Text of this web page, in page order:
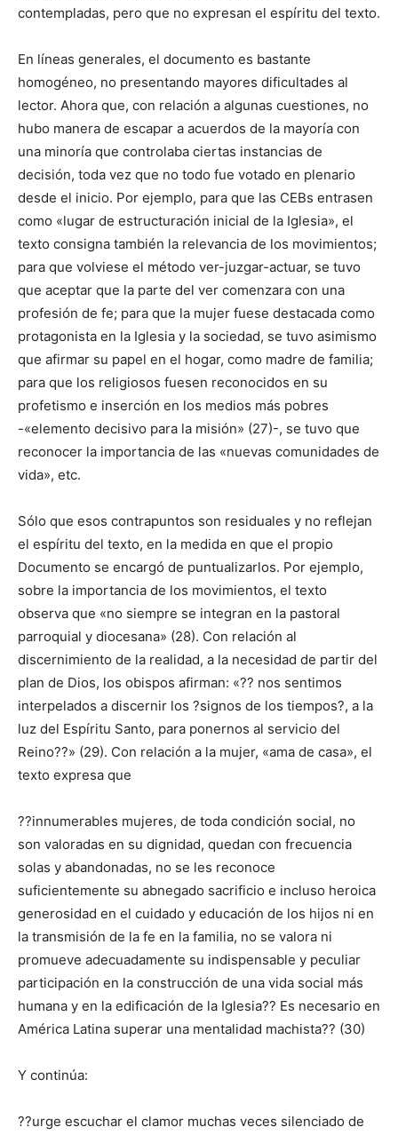
contempladas, pero que no expresan el espíritu del texto.
En líneas generales, el documento es bastante
homogéneo, no presentando mayores dificultades al
lector. Ahora que, con relación a algunas cuestiones, no
hubo manera de escapar a acuerdos de la mayoría con
una minoría que controlaba ciertas instancias de
decisión, toda vez que no todo fue votado en plenario
desde el inicio. Por ejemplo, para que las CEBs entrasen
como «lugar de estructuración inicial de la Iglesia», el
texto consigna también la relevancia de los movimientos;
para que volviese el método ver-juzgar-actuar, se tuvo
que aceptar que la parte del ver comenzara con una
profesión de fe; para que la mujer fuese destacada como
protagonista en la Iglesia y la sociedad, se tuvo asimismo
que afirmar su papel en el hogar, como madre de familia;
para que los religiosos fuesen reconocidos en su
profetismo e inserción en los medios más pobres
-«elemento decisivo para la misión» (27)-, se tuvo que
reconocer la importancia de las «nuevas comunidades de
vida», etc.
Sólo que esos contrapuntos son residuales y no reflejan
el espíritu del texto, en la medida en que el propio
Documento se encargó de puntualizarlos. Por ejemplo,
sobre la importancia de los movimientos, el texto
observa que «no siempre se integran en la pastoral
parroquial y diocesana» (28). Con relación al
discernimiento de la realidad, a la necesidad de partir del
plan de Dios, los obispos afirman: «?? nos sentimos
interpelados a discernir los ?signos de los tiempos?, a la
luz del Espíritu Santo, para ponernos al servicio del
Reino??» (29). Con relación a la mujer, «ama de casa», el
texto expresa que
??innumerables mujeres, de toda condición social, no
son valoradas en su dignidad, quedan con frecuencia
solas y abandonadas, no se les reconoce
suficientemente su abnegado sacrificio e incluso heroica
generosidad en el cuidado y educación de los hijos ni en
la transmisión de la fe en la familia, no se valora ni
promueve adecuadamente su indispensable y peculiar
participación en la construcción de una vida social más
humana y en la edificación de la Iglesia?? Es necesario en
América Latina superar una mentalidad machista?? (30)
Y continúa:
??urge escuchar el clamor muchas veces silenciado de